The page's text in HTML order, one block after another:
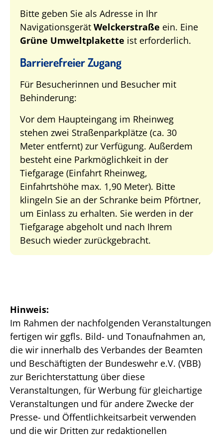
Bitte geben Sie als Adresse in Ihr
Navigationsgerät Welckerstraße ein. Eine
Grüne Umweltplakette ist erforderlich.
Barrierefreier Zugang
Für Besucherinnen und Besucher mit
Behinderung:
Vor dem Haupteingang im Rheinweg
stehen zwei Straßenparkplätze (ca. 30
Meter entfernt) zur Verfügung. Außerdem
besteht eine Parkmöglichkeit in der
Tiefgarage (Einfahrt Rheinweg,
Einfahrtshöhe max. 1,90 Meter). Bitte
klingeln Sie an der Schranke beim Pförtner,
um Einlass zu erhalten. Sie werden in der
Tiefgarage abgeholt und nach Ihrem
Besuch wieder zurückgebracht.
Hinweis:
Im Rahmen der nachfolgenden Veranstaltungen
fertigen wir ggfls. Bild- und Tonaufnahmen an,
die wir innerhalb des Verbandes der Beamten
und Beschäftigten der Bundeswehr e.V. (VBB)
zur Berichterstattung über diese
Veranstaltungen, für Werbung für gleichartige
Veranstaltungen und für andere Zwecke der
Presse- und Öffentlichkeitsarbeit verwenden
und die wir Dritten zur redaktionellen